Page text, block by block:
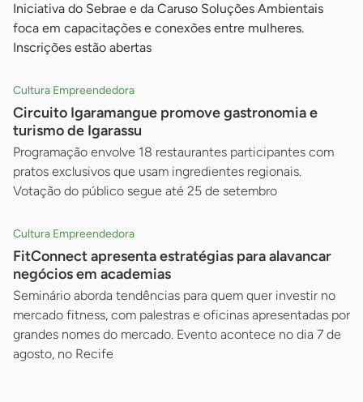
Iniciativa do Sebrae e da Caruso Soluções Ambientais
foca em capacitações e conexões entre mulheres.
Inscrições estão abertas
Cultura Empreendedora
Circuito Igaramangue promove gastronomia e
turismo de Igarassu
Programação envolve 18 restaurantes participantes com
pratos exclusivos que usam ingredientes regionais.
Votação do público segue até 25 de setembro
Cultura Empreendedora
FitConnect apresenta estratégias para alavancar
negócios em academias
Seminário aborda tendências para quem quer investir no
mercado fitness, com palestras e oficinas apresentadas por
grandes nomes do mercado. Evento acontece no dia 7 de
agosto, no Recife